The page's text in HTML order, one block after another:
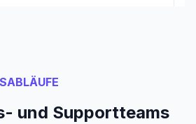
und Supportteams